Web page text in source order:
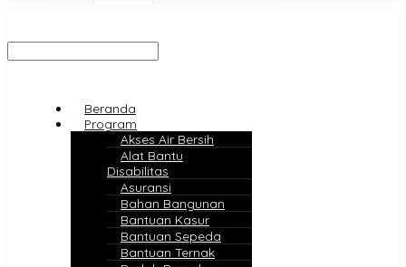
Beranda
Program
Akses Air Bersih
Alat Bantu
Disabilitas
Asuransi
Bahan Bangunan
Bantuan Kasur
Bantuan Sepeda
Bantuan Ternak